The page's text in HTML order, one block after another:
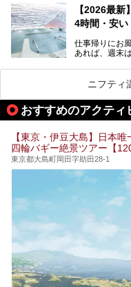
を旅の目的と
ど、自分の好
魅力です。
最近では、男
い個室サウナ
ら、特におす
してみてくだ
【2026最
4時間・安い
仕事帰りにお
あれば、週末
また、終電を
る場所があれ
しょうか。
そこで本記事
24時間営業で
い施設、デー
が充実した施
ださい。
ニフティ
おすすめのアクティ
【東京・伊豆大島】日本
四輪バギー絶景ツアー【
東京都大島町岡田字助田28-1